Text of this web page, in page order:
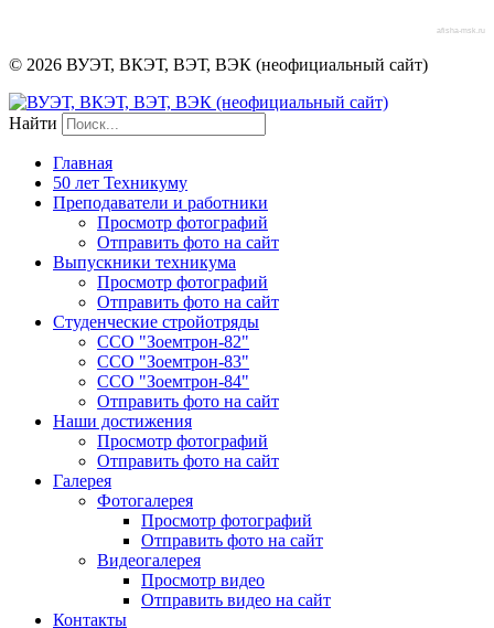
afisha-msk.ru
© 2026 ВУЭТ, ВКЭТ, ВЭТ, ВЭК (неофициальный сайт)
Найти
Главная
50 лет Техникуму
Преподаватели и работники
Просмотр фотографий
Отправить фото на сайт
Выпускники техникума
Просмотр фотографий
Отправить фото на сайт
Студенческие стройотряды
ССО "Зоемтрон-82"
ССО "Зоемтрон-83"
ССО "Зоемтрон-84"
Отправить фото на сайт
Наши достижения
Просмотр фотографий
Отправить фото на сайт
Галерея
Фотогалерея
Просмотр фотографий
Отправить фото на сайт
Видеогалерея
Просмотр видео
Отправить видео на сайт
Контакты